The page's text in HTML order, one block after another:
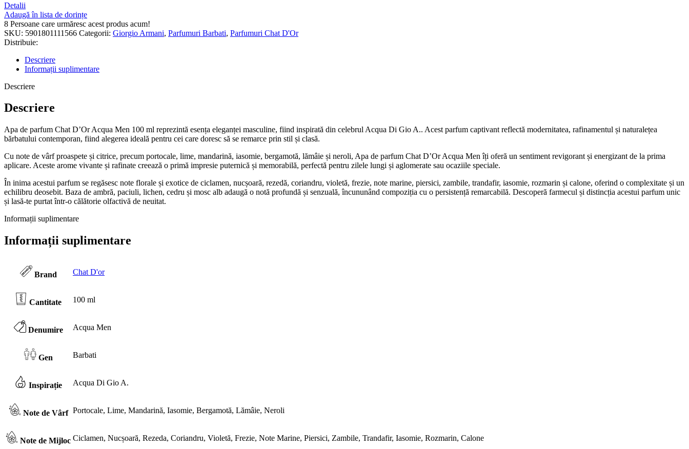
Detalii
Adaugă în lista de dorințe
8 Persoane care urmăresc acest produs acum!
SKU: 5901801111566 Categorii: Giorgio Armani, Parfumuri Barbati, Parfumuri Chat D'Or
Distribuie:
Descriere
Informații suplimentare
Descriere
Descriere
Apa de parfum Chat D’Or Acqua Men 100 ml reprezintă esența eleganței masculine, fiind inspirată din celebrul Acqua Di Gio A.. Acest parfum captivant reflectă modernitatea, rafinamentul și naturalețea
bărbatului contemporan, fiind alegerea ideală pentru cei care doresc să se remarce prin stil și clasă.
Cu note de vârf proaspete și citrice, precum portocale, lime, mandarină, iasomie, bergamotă, lămâie și neroli, Apa de parfum Chat D’Or Acqua Men îți oferă un sentiment revigorant și energizant de la prima
aplicare. Aceste arome vivante și rafinate creează o primă impresie puternică și memorabilă, perfectă pentru zilele lungi și aglomerate sau ocaziile speciale.
În inima acestui parfum se regăsesc note florale și exotice de ciclamen, nucșoară, rezedă, coriandru, violetă, frezie, note marine, piersici, zambile, trandafir, iasomie, rozmarin și calone, oferind o complexitate și un
echilibru deosebit. Baza de ambră, paciuli, lichen, cedru și mosc alb adaugă o notă profundă și senzuală, încununând compoziția cu o persistență remarcabilă. Descoperă farmecul și distincția acestui parfum unic
și lasă-te purtat într-o călătorie olfactivă de neuitat.
Informații suplimentare
Informații suplimentare
Brand Chat D'or
Cantitate 100 ml
Denumire Acqua Men
Gen Barbati
Inspirație Acqua Di Gio A.
Note de Vârf Portocale, Lime, Mandarină, Iasomie, Bergamotă, Lămâie, Neroli
Note de Mijloc Ciclamen, Nucșoară, Rezeda, Coriandru, Violetă, Frezie, Note Marine, Piersici, Zambile, Trandafir, Iasomie, Rozmarin, Calone